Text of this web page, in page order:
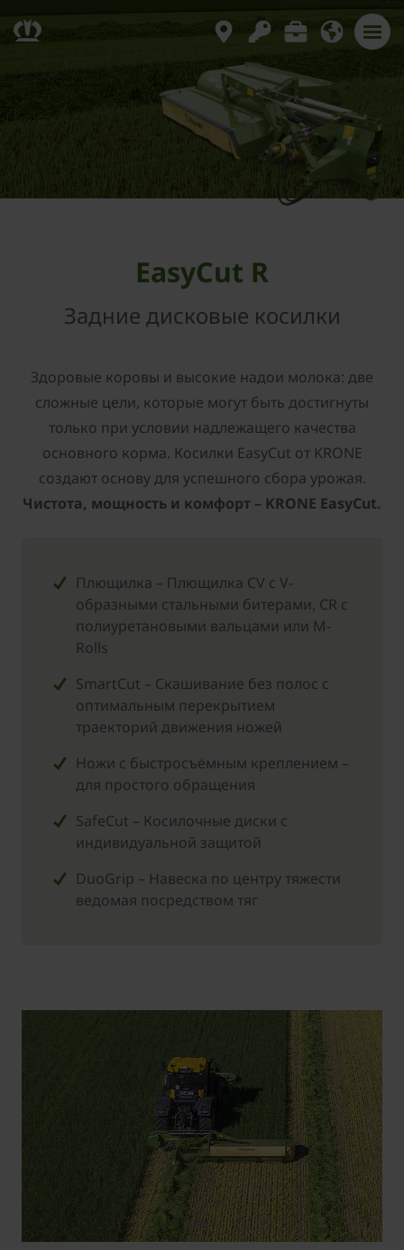
EasyCut R
Задние дисковые косилки
Здоровые коровы и высокие надои молока: две
сложные цели, которые могут быть достигнуты
только при условии надлежащего качества
основного корма. Косилки EasyCut от ­KRONE
создают основу для успешного сбора урожая.
Чистота, мощность и комфорт – ­KRONE EasyCut.
Плющилка – Плющилка CV с V-
образными стальными битерами, CR с
полиуретановыми вальцами или M-
Rolls
SmartCut – Скашивание без полос с
оптимальным перекрытием
траекторий движения ножей
Ножи с быстросъёмным креплением –
для простого обращения
SafeCut – Косилочные диски с
индивидуальной защитой
DuoGrip – Навеска по центру тяжести
ведомая посредством тяг